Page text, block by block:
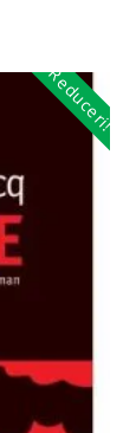
Reduceri!